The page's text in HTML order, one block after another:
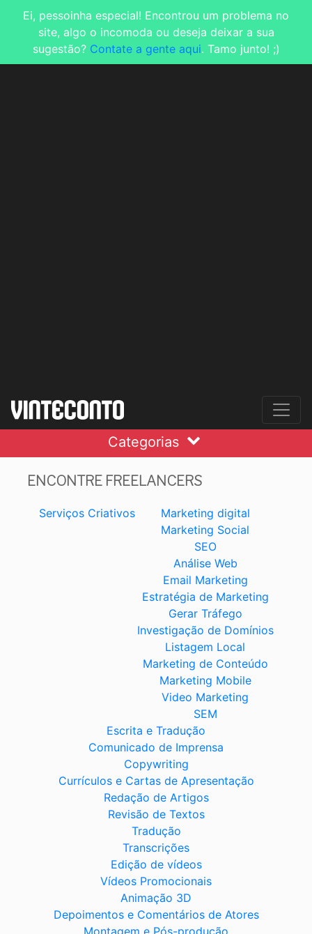
Ei, pessoinha especial! Encontrou um problema no
site, algo o incomoda ou deseja deixar a sua
sugestão? Contate a gente aqui. Tamo junto! ;)
Categorias
ENCONTRE FREELANCERS
Serviços Criativos
Marketing digital
Marketing Social
SEO
Análise Web
Email Marketing
Estratégia de Marketing
Gerar Tráfego
Investigação de Domínios
Listagem Local
Marketing de Conteúdo
Marketing Mobile
Video Marketing
SEM
Escrita e Tradução
Comunicado de Imprensa
Copywriting
Currículos e Cartas de Apresentação
Redação de Artigos
Revisão de Textos
Tradução
Transcrições
Edição de vídeos
Vídeos Promocionais
Animação 3D
Depoimentos e Comentários de Atores
Montagem e Pós-produção